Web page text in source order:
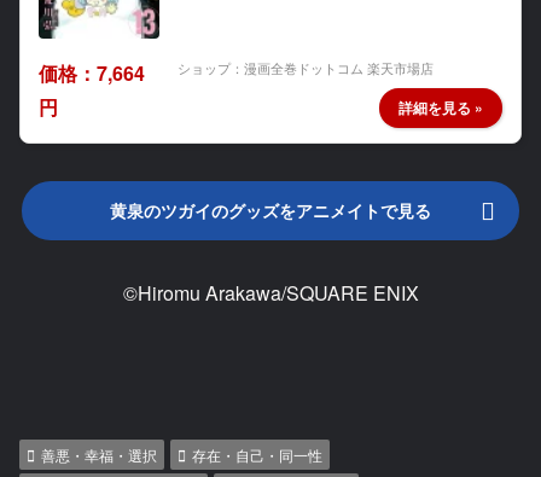
価格：7,664
円
ショップ：漫画全巻ドットコム 楽天市場店
黄泉のツガイのグッズをアニメイトで見る
©Hiromu Arakawa/SQUARE ENIX
善悪・幸福・選択
存在・自己・同一性